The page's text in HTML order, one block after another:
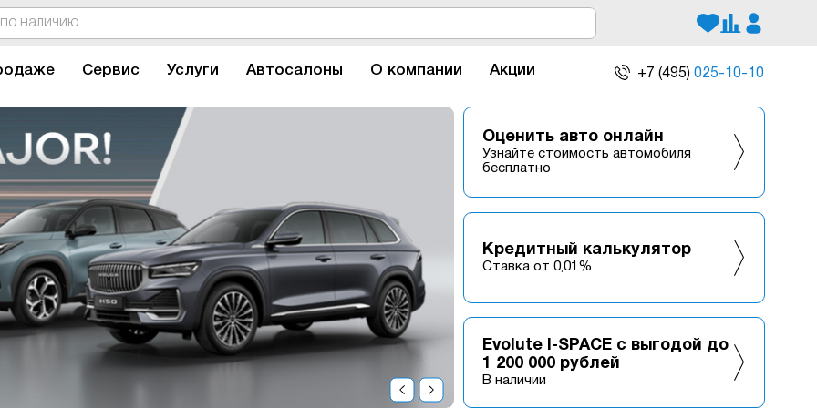
Сервис Услуги Автосалоны О компании Акции +7 (495) 025-10-10
Previous
Next
Оценить авто онлайн
Узнайте стоимость автомобиля
бесплатно
Кредитный калькулятор
Ставка от 0,01%
Evolute I-SPACE с выгодой до
1 200 000 рублей
В наличии